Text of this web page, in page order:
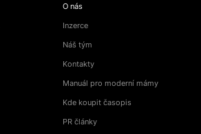
O nás
Inzerce
Náš tým
Kontakty
Manuál pro moderní mámy
Kde koupit časopis
PR články